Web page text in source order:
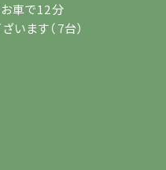
車で12分
います（7台）